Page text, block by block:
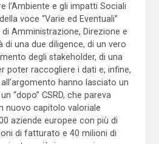
l’Ambiente e gli impatti Sociali
voce “Varie ed Eventuali”
di Amministrazione, Direzione e
di una due diligence, di un vero
degli stakeholder, di una
poter raccogliere i dati e, infine,
hanno lasciato un
“dopo” CSRD, che pareva
nuovo capitolo valoriale
aziende europee con più di
di fatturato e 40 milioni di